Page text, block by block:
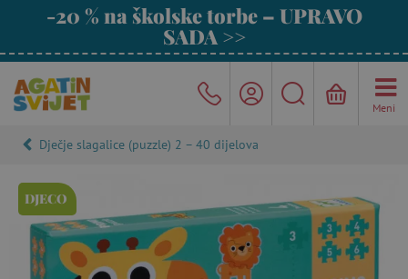
-20 % na školske torbe – UPRAVO
SADA >>
Meni
Dječje slagalice (puzzle) 2 – 40 dijelova
DJECO